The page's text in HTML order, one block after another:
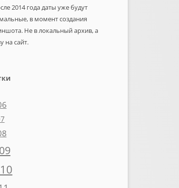
2014 года даты уже будут
в момент создания
Не в локальный архив, а
на сайт.